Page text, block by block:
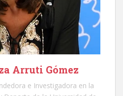
Arruti Gómez
e Investigadora en la